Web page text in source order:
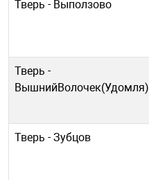
Тверь - Выползово
Тверь -
ВышнийВолочек(Удомля)
Тверь - Зубцов